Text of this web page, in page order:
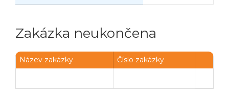
Zakázka neukončena
Název zakázky Číslo zakázky